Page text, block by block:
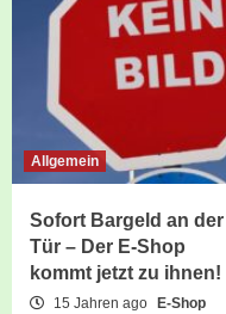
Allgemein
Sofort Bargeld an der
Tür – Der E-Shop
kommt jetzt zu ihnen!
15 Jahren ago
E-Shop